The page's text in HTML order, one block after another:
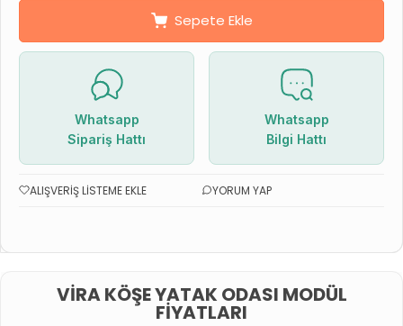
Sepete Ekle
Whatsapp
Sipariş Hattı
Whatsapp
Bilgi Hattı
ALIŞVERIŞ LISTEME EKLE YORUM YAP
VIRA KÖŞE YATAK ODASI MODÜL
FIYATLARI